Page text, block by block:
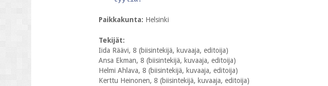
Paikkakunta: Helsinki
Tekijät:
Iida Räävi, 8 (biisintekijä, kuvaaja, editoija)
Ansa Ekman, 8 (biisintekijä, kuvaaja, editoija)
Helmi Ahlava, 8 (biisintekijä, kuvaaja, editoija)
Kerttu Heinonen, 8 (biisintekijä, kuvaaja, editoija)